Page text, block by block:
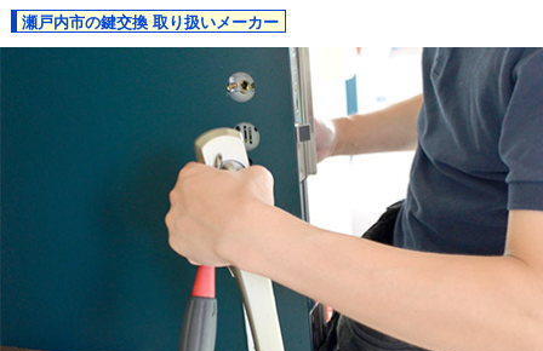
瀬戸内市の鍵交換 取り扱いメーカー